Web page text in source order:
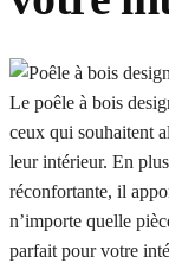
Le poêle à bois
ceux qui souhaitent
leur intérieur. En
réconfortante, il
n’importe quelle
parfait pour votre